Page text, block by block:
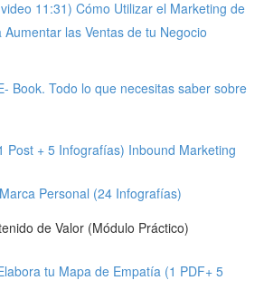
11:31) Cómo Utilizar el Marketing de
las Ventas de tu Negocio
Book. Todo lo que necesitas saber sobre
Post + 5 Infografías) Inbound Marketing
Personal (24 Infografías)
de Valor (Módulo Práctico)
tu Mapa de Empatía (1 PDF+ 5